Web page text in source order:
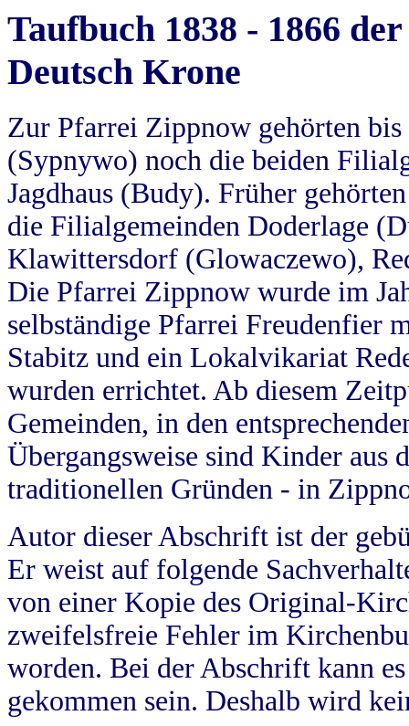
Taufbuch 1838 - 1866
Deutsch Krone
Zur Pfarrei Zippnow gehörten
(Sypnywo) noch die beiden
Jagdhaus (Budy). Früher
die Filialgemeinden Doderlage
Klawittersdorf (Glowaczewo),
Die Pfarrei Zippnow wurde im
selbständige Pfarrei Freudenfier
Stabitz und ein Lokalvikariat
wurden errichtet. Ab diesem
Gemeinden, in den
Übergangsweise sind Kinder aus
traditionellen Gründen - in
Autor dieser Abschrift ist der
Er weist auf folgende
von einer Kopie des Original-
zweifelsfreie Fehler im
worden. Bei der Abschrift kann
gekommen sein. Deshalb wird